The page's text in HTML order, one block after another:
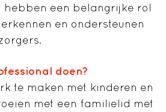
hebben een belangrijke rol
en ondersteunen
doen?
te maken met kinderen en
met een familielid met